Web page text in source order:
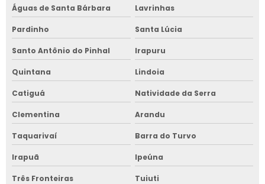
Águas de Santa Bárbara Lavrinhas
Pardinho Santa Lúcia
Santo Antônio do Pinhal Irapuru
Quintana Lindoia
Catiguá Natividade da Serra
Clementina Arandu
Taquarivaí Barra do Turvo
Irapuã Ipeúna
Três Fronteiras Tuiuti